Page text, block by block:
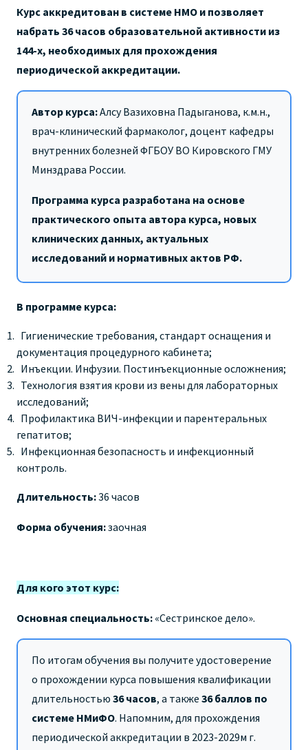
Курс аккредитован в системе НМО и позволяет
набрать 36 часов образовательной активности из
144-х, необходимых для прохождения
периодической аккредитации.
Автор курса:Алсу Вазиховна Падыганова, к.м.н.,
врач-клинический фармаколог, доцент кафедры
внутренних болезней ФГБОУ ВО Кировского ГМУ
Минздрава России.
Программа курса разработана на основе
практического опыта автора курса, новых
клинических данных, актуальных
исследований и нормативных актов РФ.
В программе курса:
Гигиенические требования, стандарт оснащения и
документация процедурного кабинета;
Инъекции. Инфузии. Постинъекционные осложнения;
Технология взятия крови из вены для лабораторных
исследований;
Профилактика ВИЧ-инфекции и парентеральных
гепатитов;
Инфекционная безопасность и инфекционный
контроль.
Длительность:36 часов
Форма обучения:заочная
Для кого этот курс:
Основная специальность: «Сестринское дело».
По итогам обучения вы получите удостоверение
о прохождении курса повышения квалификации
длительностью 36 часов, а также 36 баллов по
системе НМиФО. Напомним, для прохождения
периодической аккредитации в 2023-2029м г.